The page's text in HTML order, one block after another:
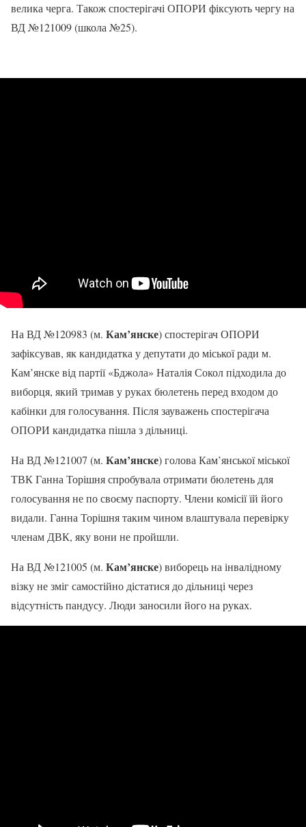
велика черга. Також спостерігачі ОПОРИ фіксують чергу на
ВД №121009 (школа №25).
На ВД №120983 (м. Кам’янске) спостерігач ОПОРИ
зафіксував, як кандидатка у депутати до міської ради м.
Кам’янске від партії «Бджола» Наталія Сокол підходила до
виборця, який тримав у руках бюлетень перед входом до
кабінки для голосування. Після зауважень спостерігача
ОПОРИ кандидатка пішла з дільниці.
На ВД №121007 (м. Кам’янске) голова Кам’янської міської
ТВК Ганна Торішня спробувала отримати бюлетень для
голосування не по своєму паспорту. Члени комісії їй його
видали. Ганна Торішня таким чином влаштувала перевірку
членам ДВК, яку вони не пройшли.
На ВД №121005 (м. Кам’янске) виборець на інвалідному
візку не зміг самостійно дістатися до дільниці через
відсутність пандусу. Люди заносили його на руках.